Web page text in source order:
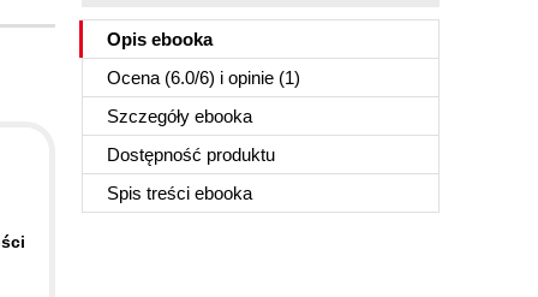
Opis ebooka
Ocena (6.0/6) i opinie (1)
Szczegóły ebooka
Dostępność produktu
Spis treści ebooka